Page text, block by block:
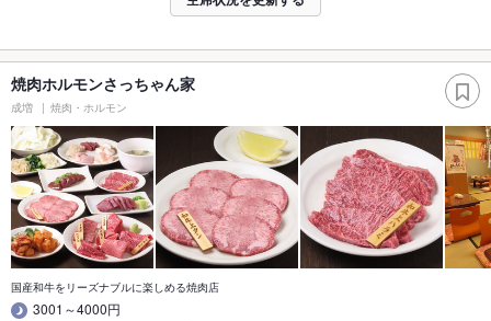
焼肉ホルモンさっちゃん家
成増 焼肉・ホルモン
国産和牛をリーズナブルに楽しめる焼肉店
3001～4000円